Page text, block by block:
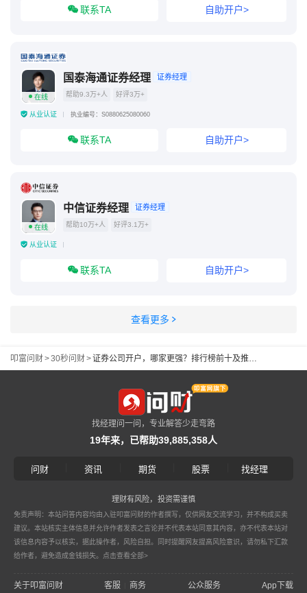
联系TA 自助开户>
在线
国泰海通证券经理 证券经理
帮助9.3万+人 好评3万+
从业认证 执业编号：S0880625080060
联系TA 自助开户>
在线
中信证券经理 证券经理
帮助10万+人 好评3.1万+
从业认证
联系TA 自助开户>
查看更多
叩富问财>30秒问财> 证券公司开户，哪家更强？排行榜前十及推荐！
找经理问一问，专业解答少走弯路
19年来，已帮助39,885,358人
问财 资讯 期货 股票 找经理
理财有风险，投资需谨慎
免责声明：本站问答内容均由入驻叩富问财的作者撰写，仅供网友交流学习，并不构成买卖
建议。本站核实主体信息并允许作者发表之言论并不代表本站同意其内容，亦不代表本站对
该信息内容予以核实，据此操作者，风险自担。同时提醒网友提高风险意识，请勿私下汇款
给作者，避免造成金钱损失。 点击查看全部>
关于叩富问财 客服 商务 公众服务 App下载